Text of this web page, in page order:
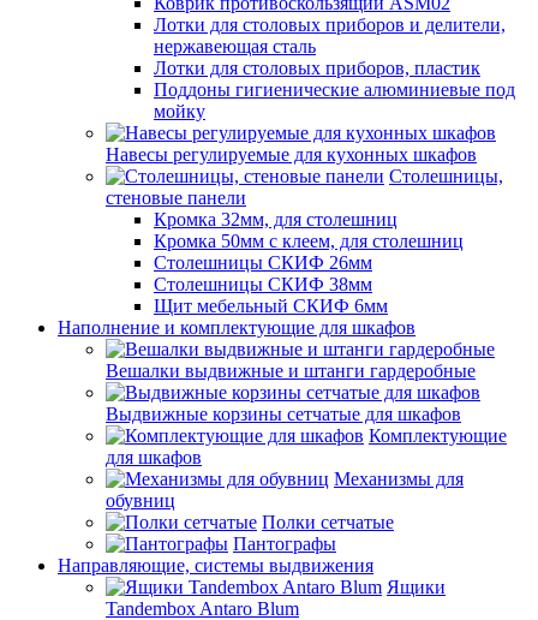
Лотки для столовых приборов и делители,
нержавеющая сталь
Лотки для столовых приборов, пластик
Поддоны гигиенические алюминиевые под
мойку
Навесы регулируемые для кухонных шкафов
Столешницы,
стеновые панели
Кромка 32мм, для столешниц
Кромка 50мм с клеем, для столешниц
Столешницы СКИФ 26мм
Столешницы СКИФ 38мм
Щит мебельный СКИФ 6мм
Наполнение и комплектующие для шкафов
Вешалки выдвижные и штанги гардеробные
Выдвижные корзины сетчатые для шкафов
Комплектующие
для шкафов
Механизмы для
обувниц
Полки сетчатые
Пантографы
Направляющие, системы выдвижения
Ящики
Tandembox Antaro Blum